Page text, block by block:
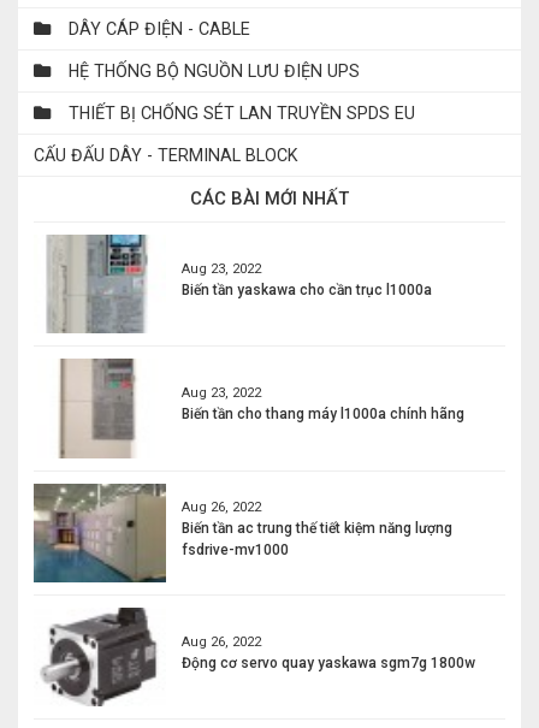
DÂY CÁP ĐIỆN - CABLE
HỆ THỐNG BỘ NGUỒN LƯU ĐIỆN UPS
THIẾT BỊ CHỐNG SÉT LAN TRUYỀN SPDS EU
CẤU ĐẤU DÂY - TERMINAL BLOCK
CÁC BÀI MỚI NHẤT
Aug 23, 2022
Biến tần yaskawa cho cần trục l1000a
Aug 23, 2022
Biến tần cho thang máy l1000a chính hãng
Aug 26, 2022
Biến tần ac trung thế tiết kiệm năng lượng
fsdrive-mv1000
Aug 26, 2022
Động cơ servo quay yaskawa sgm7g 1800w